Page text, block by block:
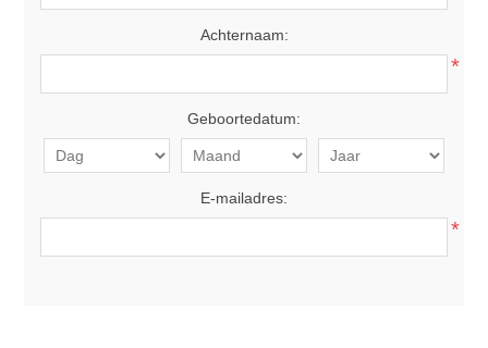
Achternaam:
*
Geboortedatum:
E-mailadres:
*